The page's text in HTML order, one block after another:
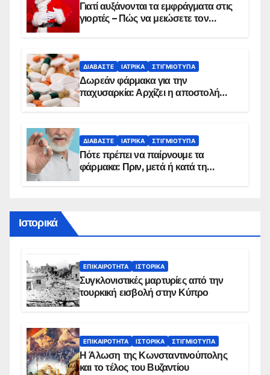
Γιατί αυξάνονται τα εμφράγματα στις
γιορτές – Πώς να μειώσετε τον
ΔΙΑΒΆΣΤΕ ΙΑΤΡΙΚΆ ΣΤΙΓΜΙΌΤΥΠΑ
Δωρεάν φάρμακα για την
παχυσαρκία: Αρχίζει η αποστολή
ΔΙΑΒΆΣΤΕ ΙΑΤΡΙΚΆ ΣΤΙΓΜΙΌΤΥΠΑ
Πότε πρέπει να παίρνουμε τα
φάρμακα: Πριν, μετά ή κατά τη
Ιστορικά
ΕΠΙΚΑΙΡΌΤΗΤΑ ΙΣΤΟΡΙΚΆ
Συγκλονιστικές μαρτυρίες από την
τουρκική εισβολή στην Κύπρο
ΕΠΙΚΑΙΡΌΤΗΤΑ ΙΣΤΟΡΙΚΆ ΣΤΙΓΜΙΌΤΥΠΑ
Η Άλωση της Κωνσταντινούπολης
και το τέλος του Βυζαντίου